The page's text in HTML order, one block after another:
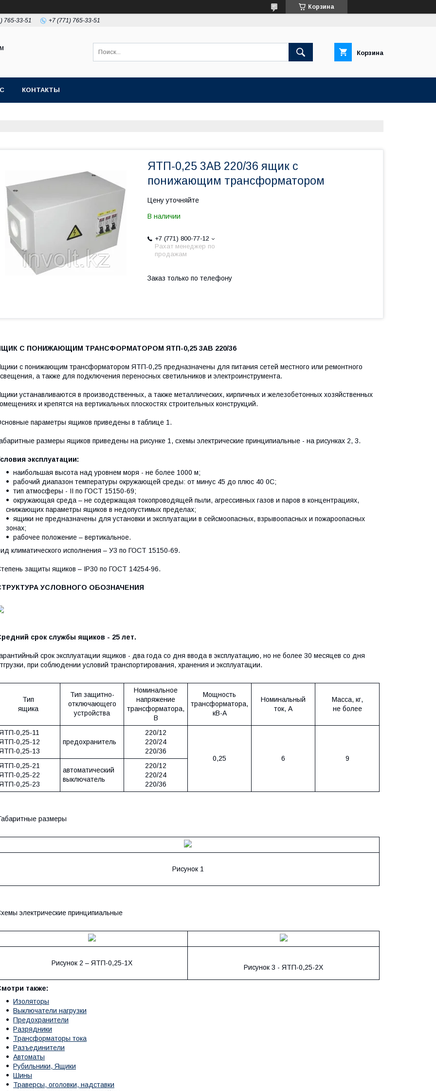
Корзина
765-33-51 +7 (771) 765-33-51
Корзина
КОНТАКТЫ
ЯТП-0,25 3АВ 220/36 ящик с
понижающим трансформатором
Цену уточняйте
В наличии
+7 (771) 800-77-12
Рахат менеджер по
продажам
Заказ только по телефону
С ПОНИЖАЮЩИМ ТРАНСФОРМАТОРОМ ЯТП-0,25 3АВ 220/36
с понижающим трансформатором ЯТП-0,25 предназначены для питания сетей местного или ремонтного
а также для подключения переносных светильников и электроинструмента.
устанавливаются в производственных, а также металлических, кирпичных и железобетонных хозяйственных
и крепятся на вертикальных плоскостях строительных конструкций.
параметры ящиков приведены в таблице 1.
размеры ящиков приведены на рисунке 1, схемы электрические принципиальные - на рисунках 2, 3.
эксплуатации:
наибольшая высота над уровнем моря - не более 1000 м;
рабочий диапазон температуры окружающей среды: от минус 45 до плюс 40 0С;
тип атмосферы - II по ГОСТ 15150-69;
окружающая среда – не содержащая токопроводящей пыли, агрессивных газов и паров в концентрациях,
снижающих параметры ящиков в недопустимых пределах;
ящики не предназначены для установки и эксплуатации в сейсмоопасных, взрывоопасных и пожароопасных
зонах;
рабочее положение – вертикальное.
климатического исполнения – У3 по ГОСТ 15150-69.
защиты ящиков – IP30 по ГОСТ 14254-96.
УСЛОВНОГО ОБОЗНАЧЕНИЯ
срок службы ящиков - 25 лет.
срок эксплуатации ящиков - два года со дня ввода в эксплуатацию, но не более 30 месяцев со дня
при соблюдении условий транспортирования, хранения и эксплуатации.
Тип
ящика
Тип защитно-
отключающего
устройства
Номинальное
напряжение
трансформатора,
В
Мощность
трансформатора,
кВ-А
Номинальный
ток, А
Масса, кг,
не более
0,25-11
0,25-12
0,25-13
предохранитель
220/12
220/24
220/36
0,25
6
9
0,25-21
0,25-22
0,25-23
автоматический
выключатель
220/12
220/24
220/36
размеры
Рисунок 1
электрические принципиальные
Рисунок 2 – ЯТП-0,25-1Х
Рисунок 3 - ЯТП-0,25-2Х
также:
Изоляторы
Выключатели нагрузки
Предохранители
Разрядники
Трансформаторы тока
Разъединители
Автоматы
Рубильники, Ящики
Шины
Траверсы, оголовки, надставки